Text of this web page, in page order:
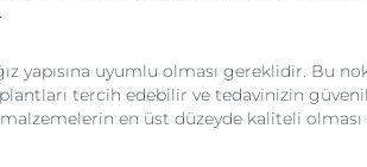
uyumlu olması gereklidir. Bu
tercih edebilir ve tedavinizin
en üst düzeyde kaliteli olması